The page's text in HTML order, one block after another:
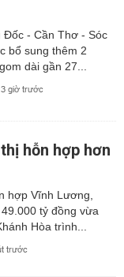
Đốc - Cần Thơ - Sóc
bổ sung thêm 2
dài gần 27...
3 giờ trước
hỗn hợp hơn
hợp Vĩnh Lương,
tỷ đồng vừa
Hòa trình...
trước